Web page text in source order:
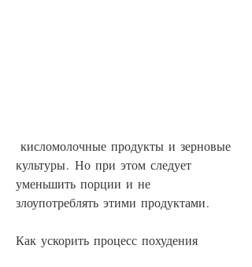
культуры. Но при этом следует
уменьшить порции и не
злоупотреблять этими продуктами.
Как ускорить процесс похудения